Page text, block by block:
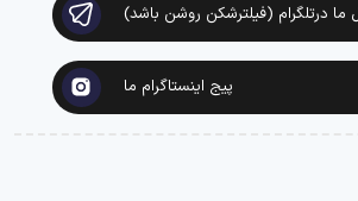
ما درتلگرام (فیلترشکن روشن باشد)
پیج اینستاگرام ما